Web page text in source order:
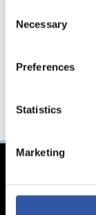
Selection
Necessary
Preferences
Statistics
Marketing